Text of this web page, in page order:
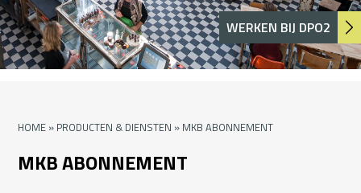
WERKEN BIJ DPO2
HOME » PRODUCTEN & DIENSTEN » MKB ABONNEMENT
MKB ABONNEMENT